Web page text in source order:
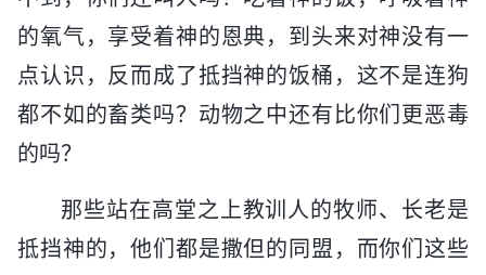
的氧气，享受着神的恩典，到头来对神没有一
点认识，反而成了抵挡神的饭桶，这不是连狗
都不如的畜类吗？动物之中还有比你们更恶毒
的吗？
那些站在高堂之上教训人的牧师、长老是
抵挡神的，他们都是撒但的同盟，而你们这些